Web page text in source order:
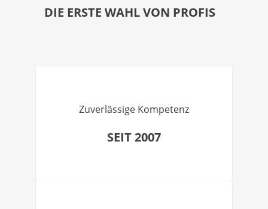
DIE ERSTE WAHL VON PROFIS
Zuverlässige Kompetenz
SEIT 2007